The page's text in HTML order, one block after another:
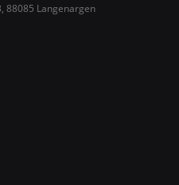
88085 Langenargen